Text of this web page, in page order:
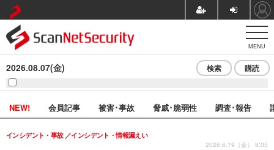
MENU
2026.08.07(金) 検索 購読
NEW! 会員記事 被害･事故 脅威･脆弱性 調査･報告
インシデント・事故 インシデント・情報漏えい
2026.6.19（金） 8:05